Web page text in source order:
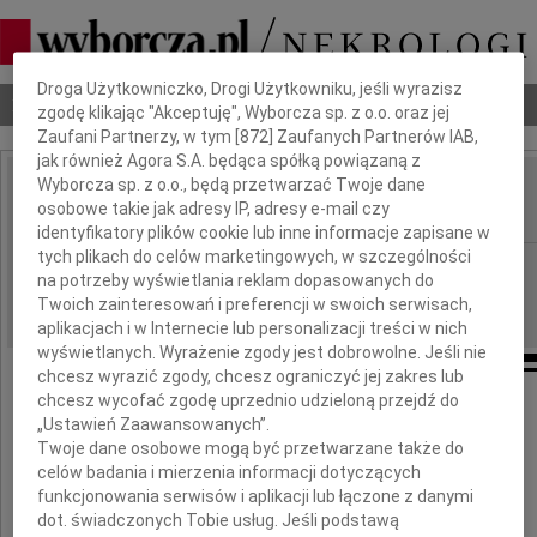
Nekrologi Odeszli Poradnik pogrzebowy
IMIĘ I NAZWISKO: Jan Walasek
REGION: Opole
DATA EMISJI: 12.03.2010
Wyrazy głębokiego współczucia
Rodzinie
z powodu śmierci
Dbamy o Twoją prywatność
Droga Użytkowniczko, Drogi Użytkowniku, jeśli wyrazisz
zgodę klikając "Akceptuję", Wyborcza sp. z o.o. oraz jej
Zaufani Partnerzy, w tym [872 ] Zaufanych Partnerów IAB,
jak również Agora S.A. będąca spółką powiązaną z
Wyborcza sp. z o.o., będą przetwarzać Twoje dane
osobowe takie jak adresy IP, adresy e-mail czy
identyfikatory plików cookie lub inne informacje zapisane w
tych plikach do celów marketingowych, w szczególności
na potrzeby wyświetlania reklam dopasowanych do
Twoich zainteresowań i preferencji w swoich serwisach,
aplikacjach i w Internecie lub personalizacji treści w nich
wyświetlanych. Wyrażenie zgody jest dobrowolne. Jeśli nie
chcesz wyrazić zgody, chcesz ograniczyć jej zakres lub
chcesz wycofać zgodę uprzednio udzieloną przejdź do
„Ustawień Zaawansowanych”.
Twoje dane osobowe mogą być przetwarzane także do
celów badania i mierzenia informacji dotyczących
funkcjonowania serwisów i aplikacji lub łączone z danymi
dot. świadczonych Tobie usług. Jeśli podstawą